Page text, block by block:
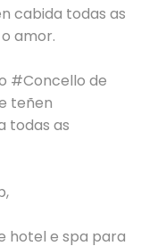
cabida todas as
amor.
#Concello de
teñen
todas as
hotel e spa para